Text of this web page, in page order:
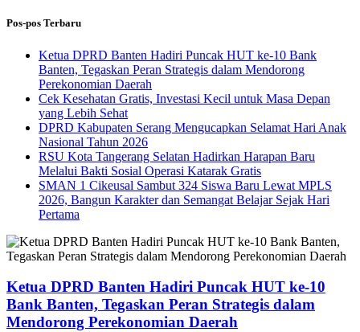
Pos-pos Terbaru
Ketua DPRD Banten Hadiri Puncak HUT ke-10 Bank
Banten, Tegaskan Peran Strategis dalam Mendorong
Perekonomian Daerah
Cek Kesehatan Gratis, Investasi Kecil untuk Masa Depan
yang Lebih Sehat
DPRD Kabupaten Serang Mengucapkan Selamat Hari Anak
Nasional Tahun 2026
RSU Kota Tangerang Selatan Hadirkan Harapan Baru
Melalui Bakti Sosial Operasi Katarak Gratis
SMAN 1 Cikeusal Sambut 324 Siswa Baru Lewat MPLS
2026, Bangun Karakter dan Semangat Belajar Sejak Hari
Pertama
Ketua DPRD Banten Hadiri Puncak HUT ke-10
Bank Banten, Tegaskan Peran Strategis dalam
Mendorong Perekonomian Daerah